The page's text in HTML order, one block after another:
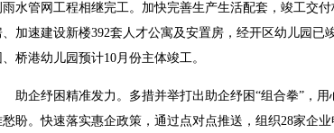
雨水管网工程相继完工。加快完善生产生活配套，竣工交付
、加速建设新楼392套人才公寓及安置房，经开区幼儿园已
、桥港幼儿园预计10月份主体竣工。
企纾困精准发力。多措并举打出助企纾困“组合拳”，用
愁盼。快速落实惠企政策，通过点对点推送，组织28家企